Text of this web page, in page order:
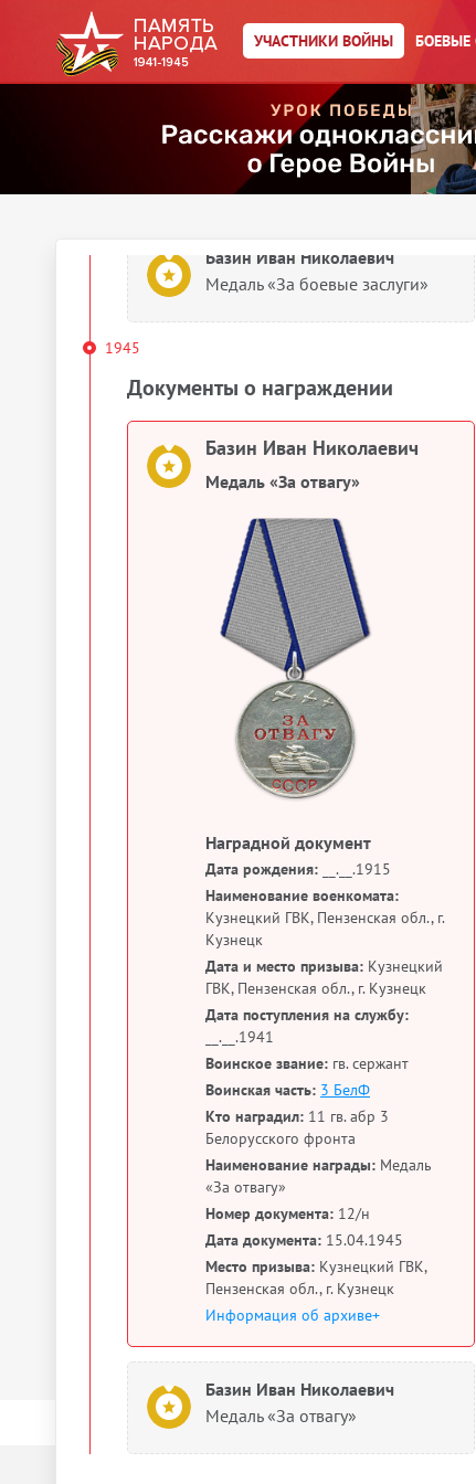
УЧАСТНИКИ ВОЙНЫ БОЕВЫЕ
Базин Иван Николаевич
Базин Иван Николаевич
Картотека награждений
Базин Иван Николаевич
Медаль «За боевые заслуги»
1945
Документы о награждении
Базин Иван Николаевич
Медаль «За отвагу»
Наградной документ
Дата рождения: __.__.1915
Наименование военкомата:
Кузнецкий ГВК, Пензенская обл., г.
Кузнецк
Дата и место призыва: Кузнецкий
ГВК, Пензенская обл., г. Кузнецк
Дата поступления на службу:
__.__.1941
Воинское звание: гв. сержант
Воинская часть: 3 БелФ
Кто наградил: 11 гв. абр 3
Белорусского фронта
Наименование награды: Медаль
«За отвагу»
Номер документа: 12/н
Дата документа: 15.04.1945
Место призыва: Кузнецкий ГВК,
Пензенская обл., г. Кузнецк
Информация об архиве+
Базин Иван Николаевич
Медаль «За отвагу»